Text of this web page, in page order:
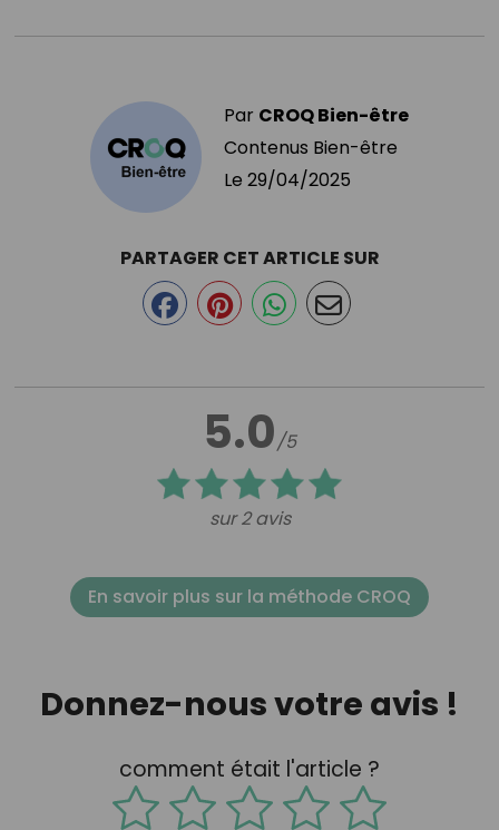
Par CROQ Bien-être
Contenus Bien-être
Le 29/04/2025
5.0/5
sur 2 avis
PARTAGER CET ARTICLE SUR
En savoir plus sur la méthode CROQ
Donnez-nous votre avis !
comment était l'article ?